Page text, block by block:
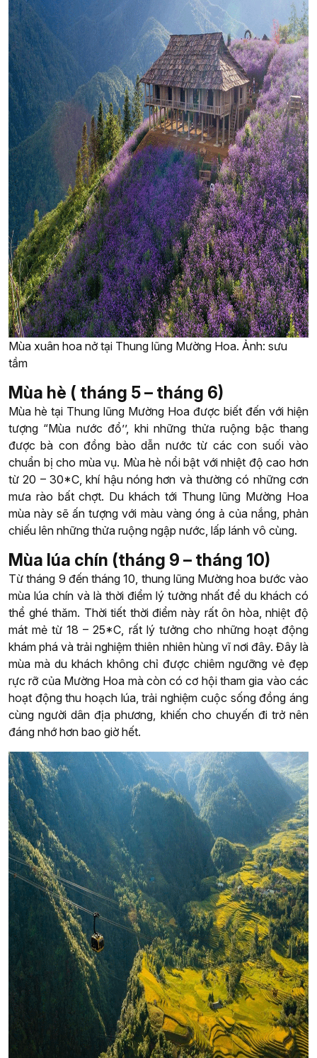
Mùa xuân hoa nở tại Thung lũng Mường Hoa. Ảnh: sưu
tầm
Mùa hè ( tháng 5 – tháng 6)
Mùa hè tại Thung lũng Mường Hoa được biết đến với hiện
tượng “Mùa nước đổ’’, khi những thửa ruộng bậc thang
được bà con đồng bào dẫn nước từ các con suối vào
chuẩn bị cho mùa vụ. Mùa hè nổi bật với nhiệt độ cao hơn
từ 20 – 30*C, khí hậu nóng hơn và thường có những cơn
mưa rào bất chợt. Du khách tới Thung lũng Mường Hoa
mùa này sẽ ấn tượng với màu vàng óng ả của nắng, phản
chiếu lên những thửa ruộng ngập nước, lấp lánh vô cùng.
Mùa lúa chín (tháng 9 – tháng 10)
Từ tháng 9 đến tháng 10, thung lũng Mường hoa bước vào
mùa lúa chín và là thời điểm lý tưởng nhất để du khách có
thể ghé thăm. Thời tiết thời điểm này rất ôn hòa, nhiệt độ
mát mẻ từ 18 – 25*C, rất lý tưởng cho những hoạt động
khám phá và trải nghiệm thiên nhiên hùng vĩ nơi đây. Đây là
mùa mà du khách không chỉ được chiêm ngưỡng vẻ đẹp
rực rỡ của Mường Hoa mà còn có cơ hội tham gia vào các
hoạt động thu hoạch lúa, trải nghiệm cuộc sống đồng áng
cùng người dân địa phương, khiến cho chuyến đi trở nên
đáng nhớ hơn bao giờ hết.